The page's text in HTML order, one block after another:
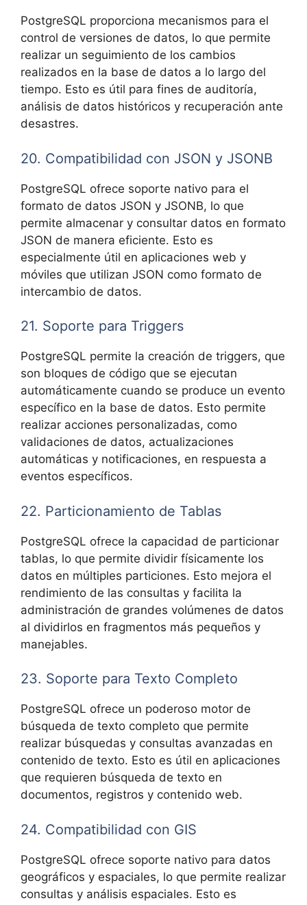
PostgreSQL proporciona mecanismos para el
control de versiones de datos, lo que permite
realizar un seguimiento de los cambios
realizados en la base de datos a lo largo del
tiempo. Esto es útil para fines de auditoría,
análisis de datos históricos y recuperación ante
desastres.
20. Compatibilidad con JSON y JSONB
PostgreSQL ofrece soporte nativo para el
formato de datos JSON y JSONB, lo que
permite almacenar y consultar datos en formato
JSON de manera eficiente. Esto es
especialmente útil en aplicaciones web y
móviles que utilizan JSON como formato de
intercambio de datos.
21. Soporte para Triggers
PostgreSQL permite la creación de triggers, que
son bloques de código que se ejecutan
automáticamente cuando se produce un evento
específico en la base de datos. Esto permite
realizar acciones personalizadas, como
validaciones de datos, actualizaciones
automáticas y notificaciones, en respuesta a
eventos específicos.
22. Particionamiento de Tablas
PostgreSQL ofrece la capacidad de particionar
tablas, lo que permite dividir físicamente los
datos en múltiples particiones. Esto mejora el
rendimiento de las consultas y facilita la
administración de grandes volúmenes de datos
al dividirlos en fragmentos más pequeños y
manejables.
23. Soporte para Texto Completo
PostgreSQL ofrece un poderoso motor de
búsqueda de texto completo que permite
realizar búsquedas y consultas avanzadas en
contenido de texto. Esto es útil en aplicaciones
que requieren búsqueda de texto en
documentos, registros y contenido web.
24. Compatibilidad con GIS
PostgreSQL ofrece soporte nativo para datos
geográficos y espaciales, lo que permite realizar
consultas y análisis espaciales. Esto es